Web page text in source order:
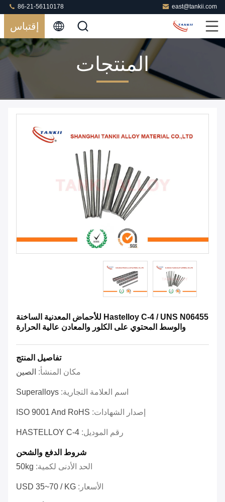
east@tankii.com
86-21-56110178
إقتباس
المنتجات
Hastelloy C-4 / UNS N06455 للأحماض المعدنية الساخنة
والوسط المحتوي على الكلور والمعادن عالية الحرارة
تفاصيل المنتج
مكان المنشأ: الصين
اسم العلامة التجارية: Superalloys
إصدار الشهادات: ISO 9001 And RoHS
رقم الموديل: HASTELLOY C-4
شروط الدفع والشحن
الحد الأدنى لكمية: 50kg
الأسعار: USD 35~70 / KG